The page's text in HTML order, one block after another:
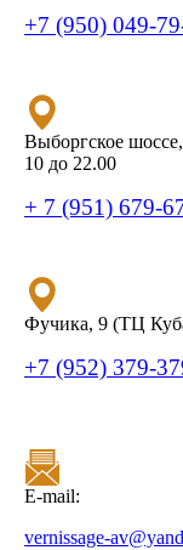
+7 (950) 049-
Выборгское
10 до 22.00
+ 7 (951) 679-
Фучика, 9 (ТЦ
+7 (952) 379-
E-mail:
vernissage-